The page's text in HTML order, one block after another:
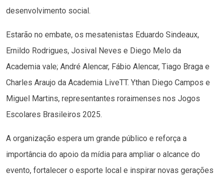
desenvolvimento social.
Estarão no embate, os mesatenistas Eduardo Sindeaux,
Ernildo Rodrigues, Josival Neves e Diego Melo da
Academia vale; André Alencar, Fábio Alencar, Tiago Braga e
Charles Araujo da Academia LiveTT. Ythan Diego Campos e
Miguel Martins, representantes roraimenses nos Jogos
Escolares Brasileiros 2025.
A organização espera um grande público e reforça a
importância do apoio da mídia para ampliar o alcance do
evento, fortalecer o esporte local e inspirar novas gerações